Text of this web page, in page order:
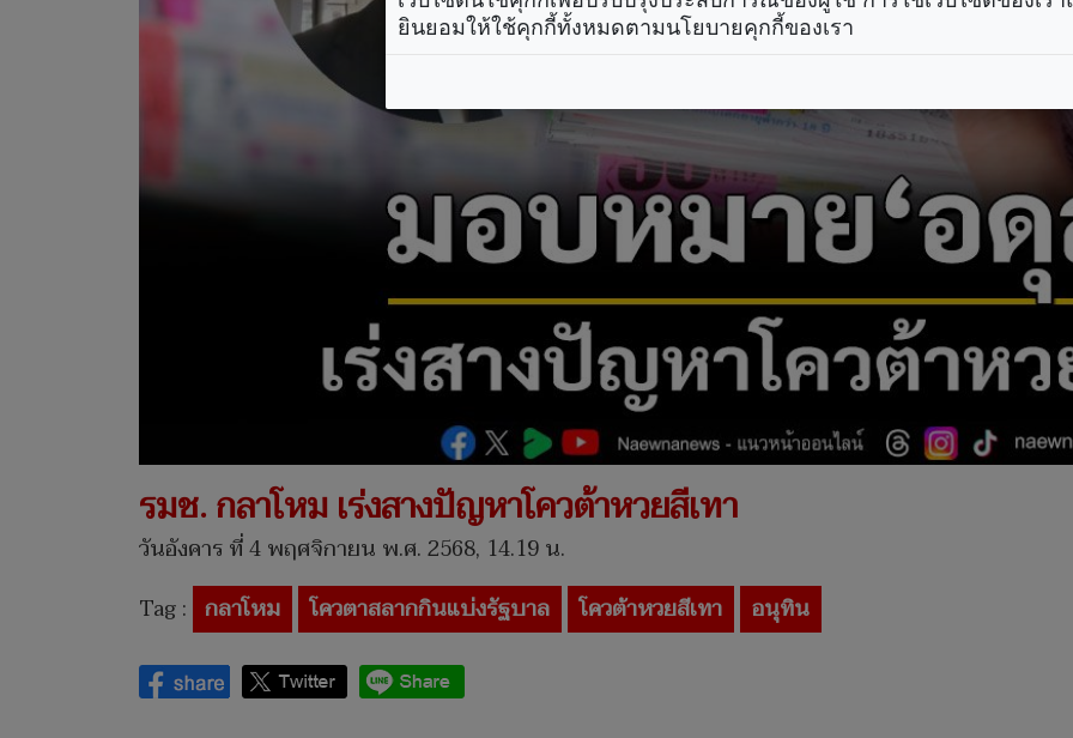
รมช. กลาโหม เร่งสางปัญหาโควต้าหวยสีเทา
วันอังคาร ที่ 4 พฤศจิกายน พ.ศ. 2568, 14.19 น.
Tag : กลาโหม โควตาสลากกินแบ่งรัฐบาล โควต้าหวยสีเทา อนุทิน
ยินยอมให้ใช้คุกกี้ทั้งหมดตามนโยบายคุกกี้ของเรา